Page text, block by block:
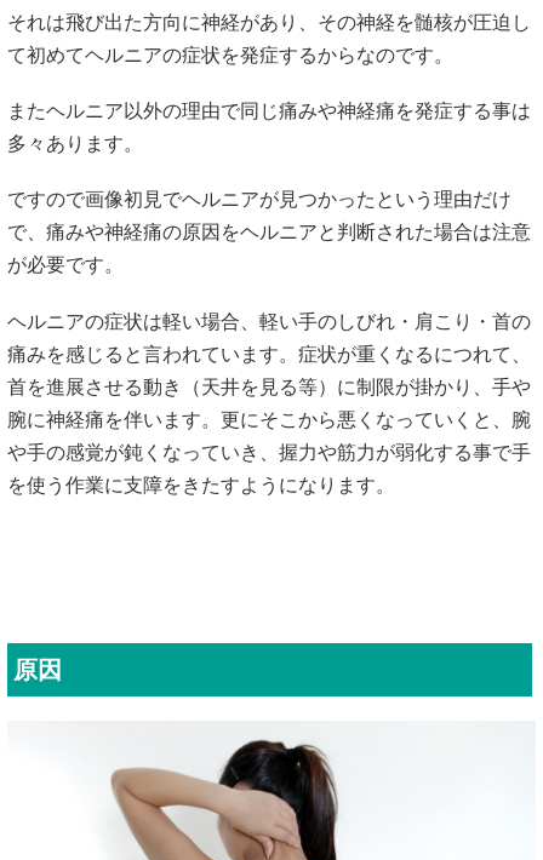
それは飛び出た方向に神経があり、その神経を髄核が圧迫し
て初めてヘルニアの症状を発症するからなのです。
またヘルニア以外の理由で同じ痛みや神経痛を発症する事は
多々あります。
ですので画像初見でヘルニアが見つかったという理由だけ
で、痛みや神経痛の原因をヘルニアと判断された場合は注意
が必要です。
ヘルニアの症状は軽い場合、軽い手のしびれ・肩こり・首の
痛みを感じると言われています。症状が重くなるにつれて、
首を進展させる動き（天井を見る等）に制限が掛かり、手や
腕に神経痛を伴います。更にそこから悪くなっていくと、腕
や手の感覚が鈍くなっていき、握力や筋力が弱化する事で手
を使う作業に支障をきたすようになります。
原因